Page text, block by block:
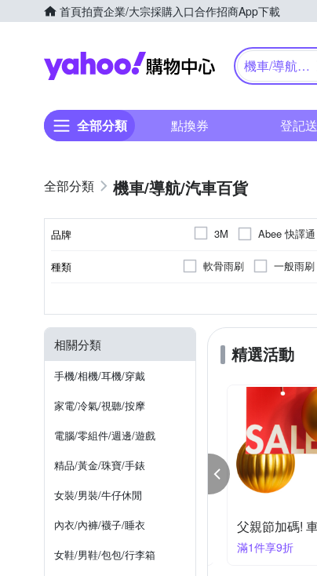
首頁拍賣企業/大宗採購入口合作招商App下載
Yahoo購物中心
機車/導航/
全部分類 點換券 登記送
機車/導航/汽車百貨
品牌 3M Abee 快譯通
BRIDGESTONE 普利
Michelin 米其林
SONAX
SP
鐵甲武士
種類 軟骨雨刷 一般雨刷
撥水劑
防曬用品
擴充座 / 支架
防刮
22吋
24吋
相關分類
手機/相機/耳機/穿戴
家電/冷氣/視聽/按摩
電腦/零組件/週邊/遊戲
精品/黃金/珠寶/手錶
女裝/男裝/牛仔休閒
內衣/內褲/襪子/睡衣
女鞋/男鞋/包包/行李箱
精選活動
加碼! 車用百貨結帳92折 父親節加碼!
滿1件享9折